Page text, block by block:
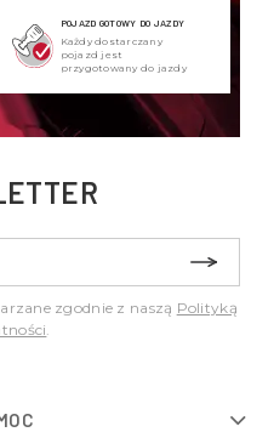
POJAZD GOTOWY DO JAZDY
Każdy dostarczany
pojazd jest
przygotowany do jazdy
zgodnie z naszą Polityką